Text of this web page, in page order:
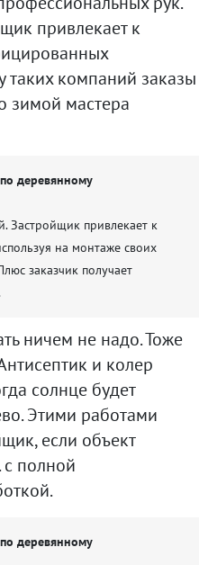
привлекает к
таких компаний заказы
зимой мастера
деревянному
Застройщик привлекает к
на монтаже своих
заказчик получает
ничем не надо. Тоже
и колер
солнце будет
Этими работами
если объект
с полной
деревянному